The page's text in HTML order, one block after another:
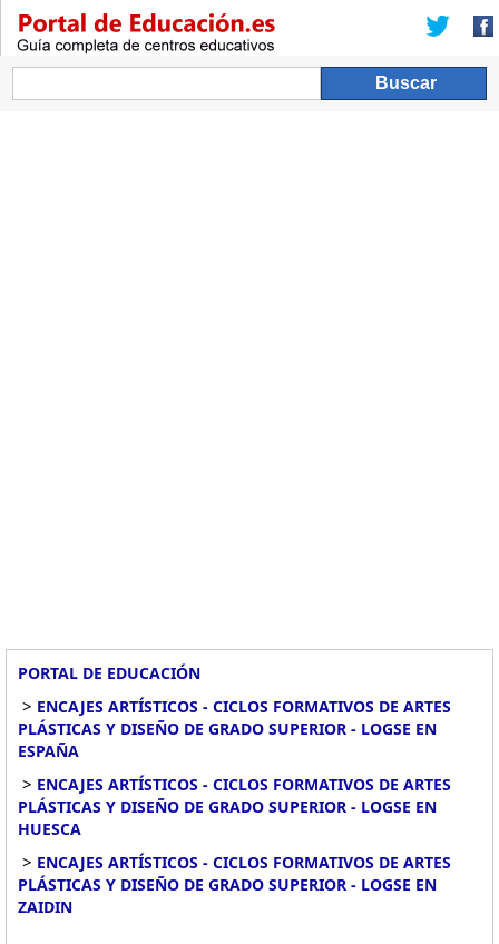
PORTAL DE EDUCACIÓN
> ENCAJES ARTÍSTICOS - CICLOS FORMATIVOS DE ARTES
PLÁSTICAS Y DISEÑO DE GRADO SUPERIOR - LOGSE EN
ESPAÑA
> ENCAJES ARTÍSTICOS - CICLOS FORMATIVOS DE ARTES
PLÁSTICAS Y DISEÑO DE GRADO SUPERIOR - LOGSE EN
HUESCA
> ENCAJES ARTÍSTICOS - CICLOS FORMATIVOS DE ARTES
PLÁSTICAS Y DISEÑO DE GRADO SUPERIOR - LOGSE EN
ZAIDIN